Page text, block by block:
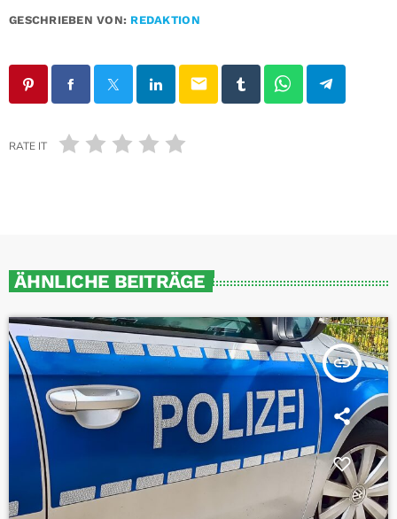
GESCHRIEBEN VON: REDAKTION
email
RATE IT
ÄHNLICHE BEITRÄGE
insert_link